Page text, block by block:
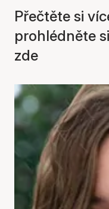
Přečtěte si
prohlédněte
zde